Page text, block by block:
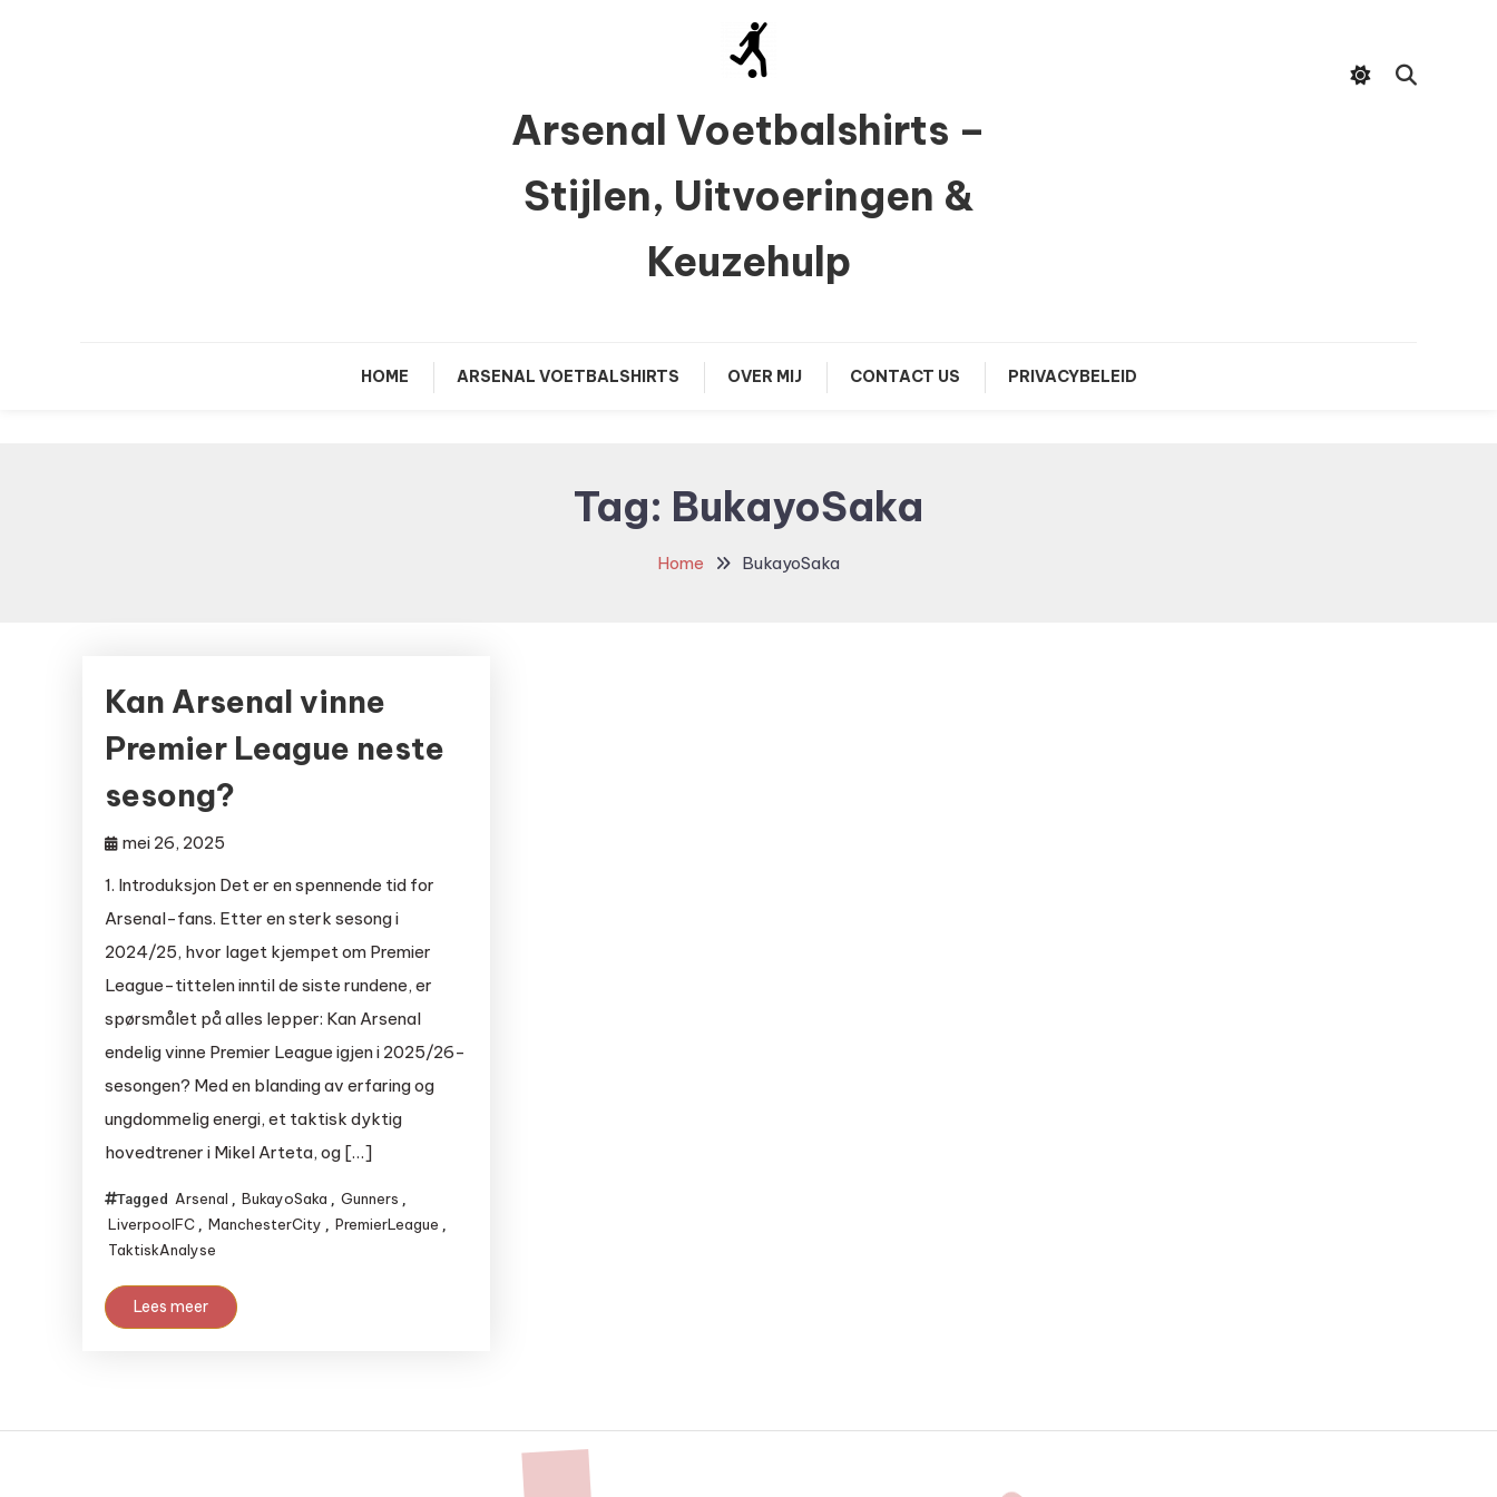
Arsenal Voetbalshirts –
Stijlen, Uitvoeringen &
Keuzehulp
HOME ARSENAL VOETBALSHIRTS OVER MIJ CONTACT US PRIVACYBELEID
Tag: BukayoSaka
Home BukayoSaka
Kan Arsenal vinne
Premier League neste
sesong?
mei 26, 2025
1. Introduksjon Det er en spennende tid for
Arsenal-fans. Etter en sterk sesong i
2024/25, hvor laget kjempet om Premier
League-tittelen inntil de siste rundene, er
spørsmålet på alles lepper: Kan Arsenal
endelig vinne Premier League igjen i 2025/26-
sesongen? Med en blanding av erfaring og
ungdommelig energi, et taktisk dyktig
hovedtrener i Mikel Arteta, og […]
Tagged Arsenal , BukayoSaka , Gunners ,
LiverpoolFC , ManchesterCity , PremierLeague ,
TaktiskAnalyse
Lees meer